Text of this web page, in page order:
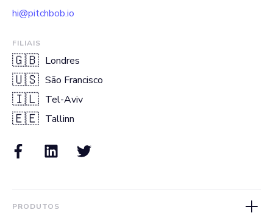
hi@pitchbob.io
FILIAIS
🇬🇧 Londres
🇺🇸 São Francisco
🇮🇱 Tel-Aviv
🇪🇪 Tallinn
PRODUTOS